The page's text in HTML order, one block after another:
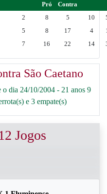
Pró
Contra
2 8 5 10
5 8 17 4
7 16 22 14
São Caetano
o dia 24/10/2004 - 21 anos 9
e 3 empate(s)
Jogos